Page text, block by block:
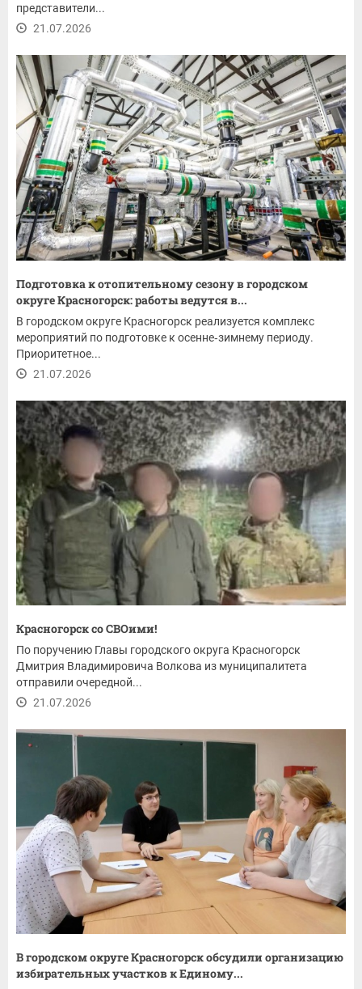
представители...
21.07.2026
Подготовка к отопительному сезону в городском
округе Красногорск: работы ведутся в...
В городском округе Красногорск реализуется комплекс
мероприятий по подготовке к осенне‑зимнему периоду.
Приоритетное...
21.07.2026
Красногорск со СВОими!
По поручению Главы городского округа Красногорск
Дмитрия Владимировича Волкова из муниципалитета
отправили очередной...
21.07.2026
В городском округе Красногорск обсудили организацию
избирательных участков к Единому...